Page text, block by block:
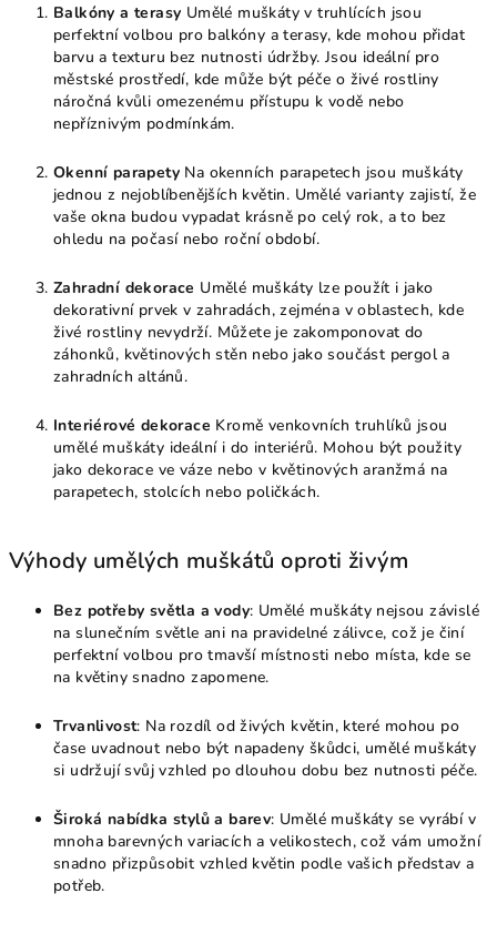
Balkóny a terasy Umělé muškáty v truhlících jsou
perfektní volbou pro balkóny a terasy, kde mohou přidat
barvu a texturu bez nutnosti údržby. Jsou ideální pro
městské prostředí, kde může být péče o živé rostliny
náročná kvůli omezenému přístupu k vodě nebo
nepříznivým podmínkám.
Okenní parapety Na okenních parapetech jsou muškáty
jednou z nejoblíbenějších květin. Umělé varianty zajistí, že
vaše okna budou vypadat krásně po celý rok, a to bez
ohledu na počasí nebo roční období.
Zahradní dekorace Umělé muškáty lze použít i jako
dekorativní prvek v zahradách, zejména v oblastech, kde
živé rostliny nevydrží. Můžete je zakomponovat do
záhonků, květinových stěn nebo jako součást pergol a
zahradních altánů.
Interiérové dekorace Kromě venkovních truhlíků jsou
umělé muškáty ideální i do interiérů. Mohou být použity
jako dekorace ve váze nebo v květinových aranžmá na
parapetech, stolcích nebo poličkách.
Výhody umělých muškátů oproti živým
Bez potřeby světla a vody: Umělé muškáty nejsou závislé
na slunečním světle ani na pravidelné zálivce, což je činí
perfektní volbou pro tmavší místnosti nebo místa, kde se
na květiny snadno zapomene.
Trvanlivost: Na rozdíl od živých květin, které mohou po
čase uvadnout nebo být napadeny škůdci, umělé muškáty
si udržují svůj vzhled po dlouhou dobu bez nutnosti péče.
Široká nabídka stylů a barev: Umělé muškáty se vyrábí v
mnoha barevných variacích a velikostech, což vám umožní
snadno přizpůsobit vzhled květin podle vašich představ a
potřeb.